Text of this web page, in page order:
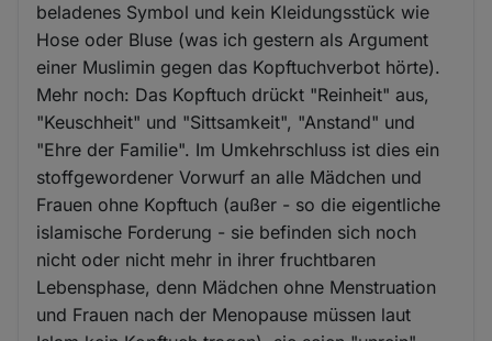
beladenes Symbol und kein Kleidungsstück wie
Hose oder Bluse (was ich gestern als Argument
einer Muslimin gegen das Kopftuchverbot hörte).
Mehr noch: Das Kopftuch drückt "Reinheit" aus,
"Keuschheit" und "Sittsamkeit", "Anstand" und
"Ehre der Familie". Im Umkehrschluss ist dies ein
stoffgewordener Vorwurf an alle Mädchen und
Frauen ohne Kopftuch (außer - so die eigentliche
islamische Forderung - sie befinden sich noch
nicht oder nicht mehr in ihrer fruchtbaren
Lebensphase, denn Mädchen ohne Menstruation
und Frauen nach der Menopause müssen laut